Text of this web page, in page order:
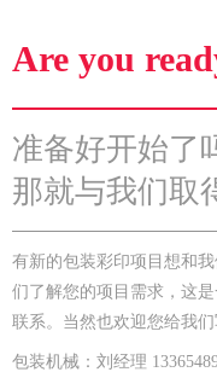
Are you
准备好开始了
那就与我们取
有新的包装彩印项目想和
们了解您的项目需求，这
联系。当然也欢迎您给我
包装机械：刘经理